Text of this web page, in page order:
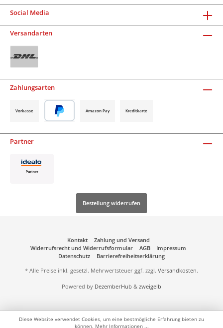
Social Media
Versandarten
Zahlungsarten
Vorkasse Amazon Pay Kreditkarte
Partner
Bestellung widerrufen
Kontakt
Zahlung und Versand
Widerrufsrecht und Widerrufsformular
AGB
Impressum
Datenschutz
Barrierefreiheitserklärung
* Alle Preise inkl. gesetzl. Mehrwertsteuer ggf. zzgl. Versandkosten.
Powered by DezemberHub & zweigelb
Diese Website verwendet Cookies, um eine bestmögliche Erfahrung bieten zu
können. Mehr Informationen ...